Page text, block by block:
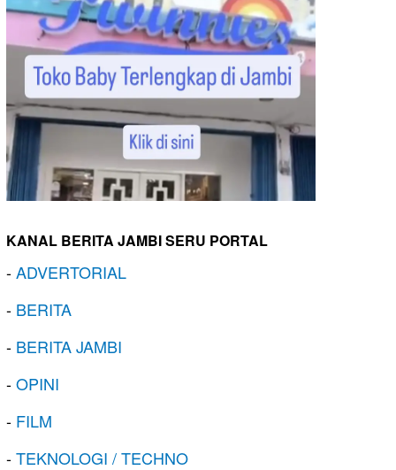
KANAL BERITA JAMBI SERU PORTAL
-ADVERTORIAL
- BERITA
- BERITA JAMBI
-OPINI
- FILM
-TEKNOLOGI / TECHNO